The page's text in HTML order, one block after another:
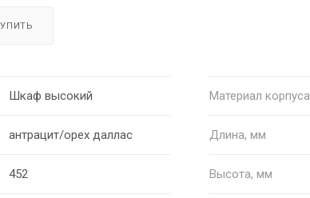
Шкаф высокий Материал корпуса
антрацит/орех даллас Длина, мм
452 Высота, мм